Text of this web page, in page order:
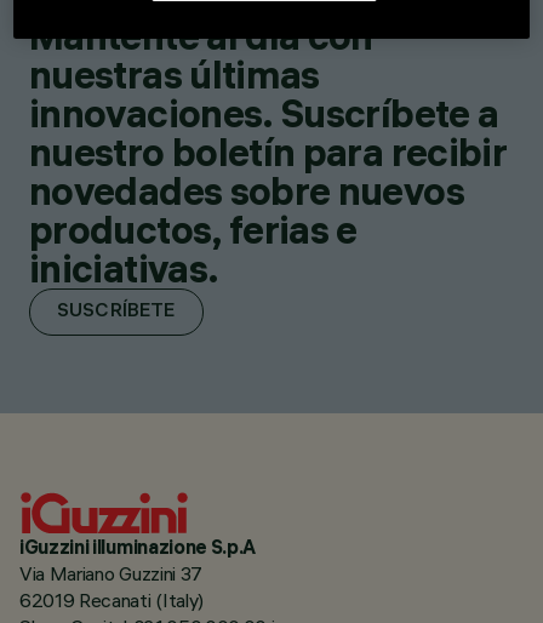
Mantente al día con
nuestras últimas
innovaciones. Suscríbete a
nuestro boletín para recibir
novedades sobre nuevos
productos, ferias e
iniciativas.
SUSCRÍBETE
iGuzzini illuminazione S.p.A
Via Mariano Guzzini 37
62019 Recanati (Italy)